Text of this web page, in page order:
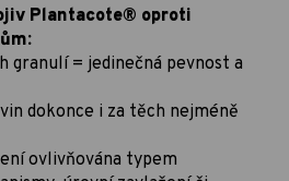
Plantacote® oproti
granulí = jedinečná pevnost a
dokonce i za těch nejméně
ovlivňována typem